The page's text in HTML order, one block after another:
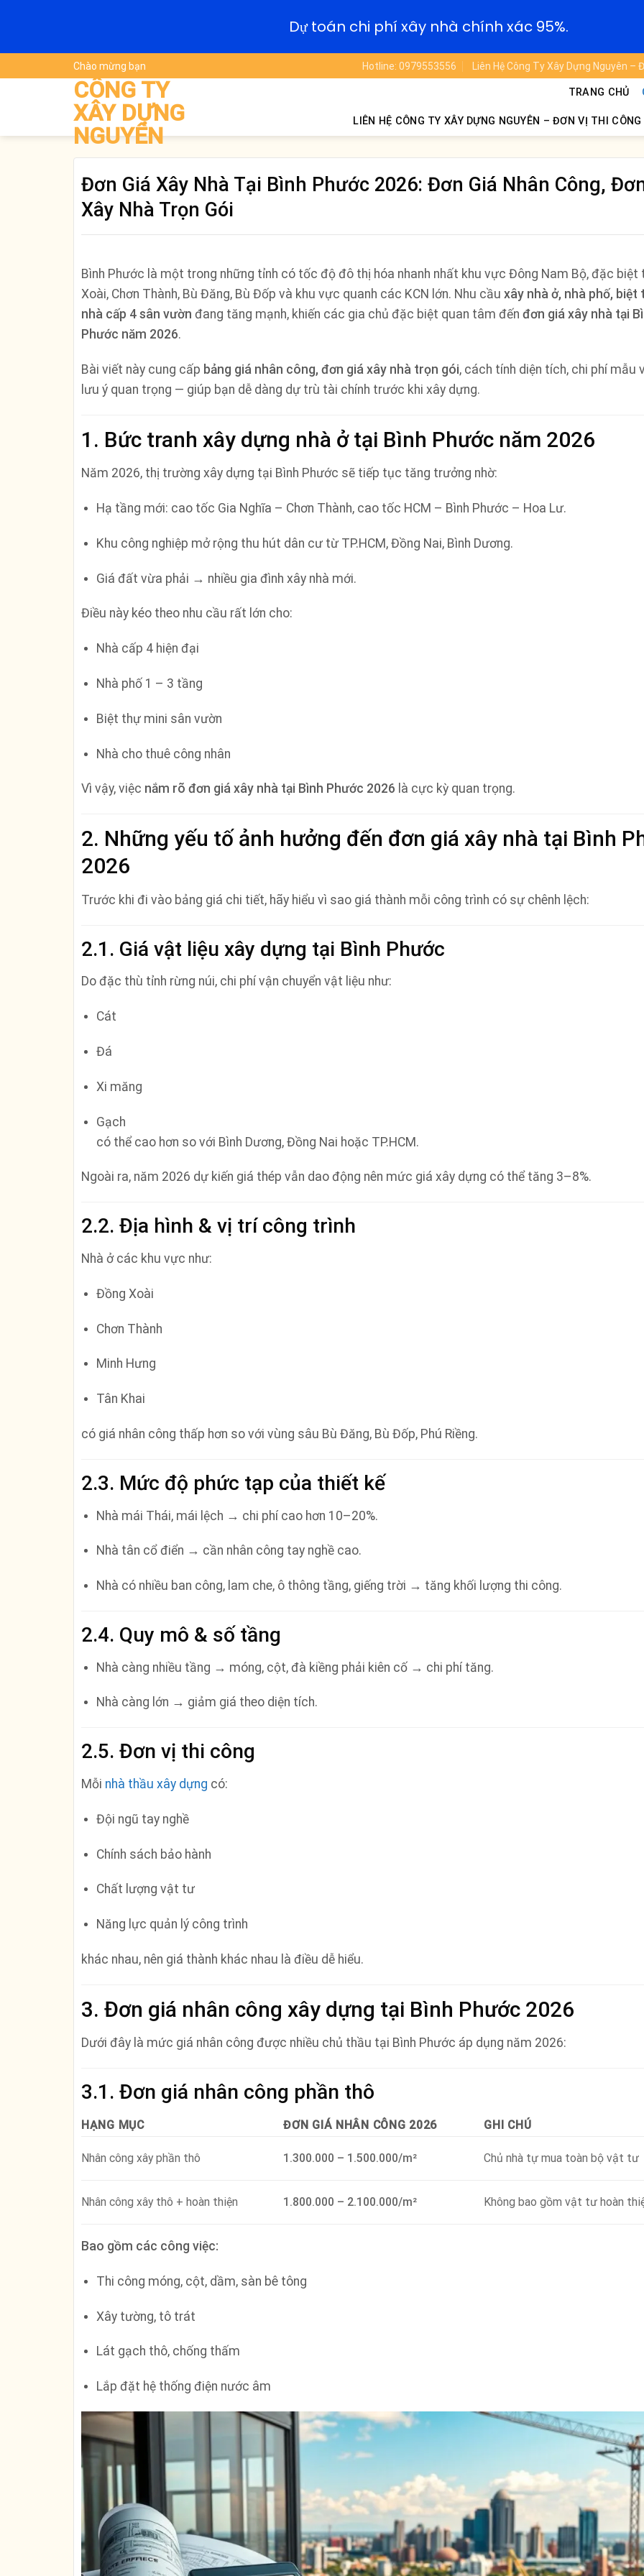
to
Chào mừng bạn Hotline: 0979553556 Liên Hệ Công Ty Xây Dựng Nguyên –
CÔNG TY
XÂY DỰNG
NGUYÊN
TRANG CHỦ
LIÊN HỆ CÔNG TY XÂY DỰNG NGUYÊN – ĐƠN VỊ THI
Đơn Giá Xây Nhà Tại Bình Phước 2026: Đơn Giá Nhân Công,
Xây Nhà Trọn Gói
Bình Phước là một trong những tỉnh có tốc độ đô thị hóa nhanh nhất khu vực Đông Nam Bộ, đặc biệt
Xoài, Chơn Thành, Bù Đăng, Bù Đốp và khu vực quanh các KCN lớn. Nhu cầu xây nhà ở, nhà phố, biệt
nhà cấp 4 sân vườn đang tăng mạnh, khiến các gia chủ đặc biệt quan tâm đến đơn giá xây nhà tại
Phước năm 2026.
Bài viết này cung cấp bảng giá nhân công, đơn giá xây nhà trọn gói, cách tính diện tích, chi phí mẫu
lưu ý quan trọng — giúp bạn dễ dàng dự trù tài chính trước khi xây dựng.
1. Bức tranh xây dựng nhà ở tại Bình Phước năm 2026
Năm 2026, thị trường xây dựng tại Bình Phước sẽ tiếp tục tăng trưởng nhờ:
Hạ tầng mới: cao tốc Gia Nghĩa – Chơn Thành, cao tốc HCM – Bình Phước – Hoa Lư.
Khu công nghiệp mở rộng thu hút dân cư từ TP.HCM, Đồng Nai, Bình Dương.
Giá đất vừa phải → nhiều gia đình xây nhà mới.
Điều này kéo theo nhu cầu rất lớn cho:
Nhà cấp 4 hiện đại
Nhà phố 1 – 3 tầng
Biệt thự mini sân vườn
Nhà cho thuê công nhân
Vì vậy, việc nắm rõ đơn giá xây nhà tại Bình Phước 2026 là cực kỳ quan trọng.
2. Những yếu tố ảnh hưởng đến đơn giá xây nhà tại Bình
2026
Trước khi đi vào bảng giá chi tiết, hãy hiểu vì sao giá thành mỗi công trình có sự chênh lệch:
2.1. Giá vật liệu xây dựng tại Bình Phước
Do đặc thù tỉnh rừng núi, chi phí vận chuyển vật liệu như:
Cát
Đá
Xi măng
Gạch
có thể cao hơn so với Bình Dương, Đồng Nai hoặc TP.HCM.
Ngoài ra, năm 2026 dự kiến giá thép vẫn dao động nên mức giá xây dựng có thể tăng 3–8%.
2.2. Địa hình & vị trí công trình
Nhà ở các khu vực như:
Đồng Xoài
Chơn Thành
Minh Hưng
Tân Khai
có giá nhân công thấp hơn so với vùng sâu Bù Đăng, Bù Đốp, Phú Riềng.
2.3. Mức độ phức tạp của thiết kế
Nhà mái Thái, mái lệch → chi phí cao hơn 10–20%.
Nhà tân cổ điển → cần nhân công tay nghề cao.
Nhà có nhiều ban công, lam che, ô thông tầng, giếng trời → tăng khối lượng thi công.
2.4. Quy mô & số tầng
Nhà càng nhiều tầng → móng, cột, đà kiềng phải kiên cố → chi phí tăng.
Nhà càng lớn → giảm giá theo diện tích.
2.5. Đơn vị thi công
Mỗi nhà thầu xây dựng có:
Đội ngũ tay nghề
Chính sách bảo hành
Chất lượng vật tư
Năng lực quản lý công trình
khác nhau, nên giá thành khác nhau là điều dễ hiểu.
3. Đơn giá nhân công xây dựng tại Bình Phước 2026
Dưới đây là mức giá nhân công được nhiều chủ thầu tại Bình Phước áp dụng năm 2026:
3.1. Đơn giá nhân công phần thô
HẠNG MỤC ĐƠN GIÁ NHÂN CÔNG 2026 GHI CHÚ
Nhân công xây phần thô 1.300.000 – 1.500.000/m² Chủ nhà tự mua toàn bộ vật tư
Nhân công xây thô + hoàn thiện 1.800.000 – 2.100.000/m² Không bao gồm vật tư hoàn
Bao gồm các công việc:
Thi công móng, cột, dầm, sàn bê tông
Xây tường, tô trát
Lát gạch thô, chống thấm
Lắp đặt hệ thống điện nước âm
Dự toán chi phí xây nhà chính xác 95%.